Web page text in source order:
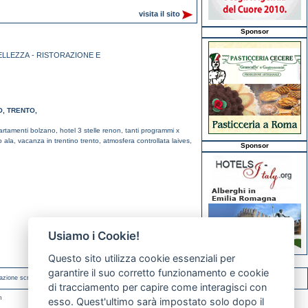
visita il sito
- RISTORAZIONE E
, TRENTO,
bolzano, hotel 3 stelle renon, tanti programmi x
ala, vacanza in trentino trento, atmosfera controllata laives,
Sponsor
Sponsor
scritta.
Usiamo i Cookie!
Questo sito utilizza cookie essenziali per
garantire il suo corretto funzionamento e cookie
di tracciamento per capire come interagisci con
esso. Quest'ultimo sarà impostato solo dopo il